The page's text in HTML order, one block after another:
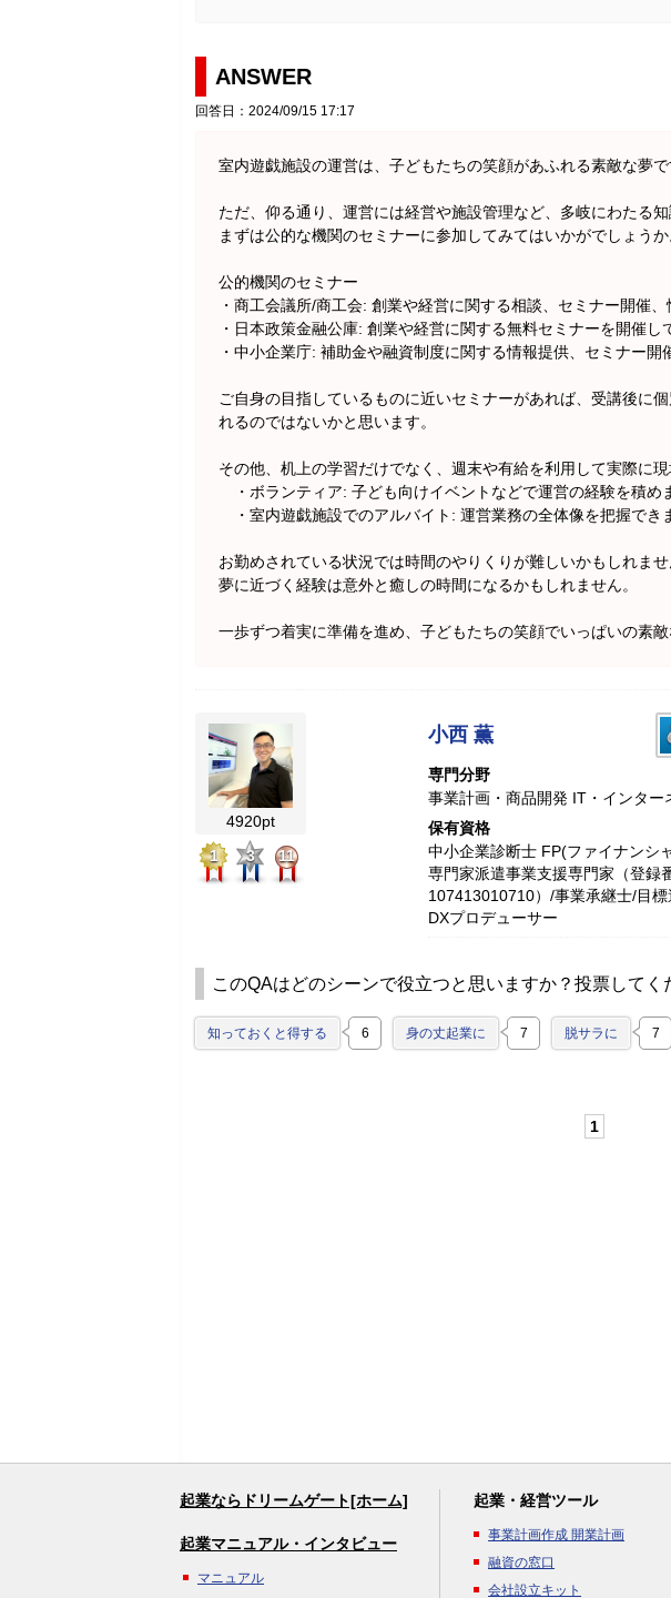
ANSWER
回答日：2024/09/15 17:17
室内遊戯施設の運営は、子どもたちの笑顔があふれる素敵な夢で
ただ、仰る通り、運営には経営や施設管理など、多岐にわたる知
まずは公的な機関のセミナーに参加してみてはいかがでしょうか
公的機関のセミナー
・商工会議所/商工会: 創業や経営に関する相談、セミナー開催、
・日本政策金融公庫: 創業や経営に関する無料セミナーを開催し
・中小企業庁: 補助金や融資制度に関する情報提供、セミナー開
ご自身の目指しているものに近いセミナーがあれば、受講後に
れるのではないかと思います。
その他、机上の学習だけでなく、週末や有給を利用して実際に
・ボランティア: 子ども向けイベントなどで運営の経験を積め
・室内遊戯施設でのアルバイト: 運営業務の全体像を把握でき
お勤めされている状況では時間のやりくりが難しいかもしれませ
夢に近づく経験は意外と癒しの時間になるかもしれません。
一歩ずつ着実に準備を進め、子どもたちの笑顔でいっぱいの素敵
4920pt
1
3 11
小西 薫
専門分野
事業計画・商品開発 IT・インター
保有資格
中小企業診断士 FP(ファイナンシ
専門家派遣事業支援専門家（登録
107413010710）/事業承継士/目
DXプロデューサー
このQAはどのシーンで役立つと思いますか？投票してく
知っておくと得する 6 身の丈起業に 7 脱サラに 7
1
起業ならドリームゲート[ホーム]
起業マニュアル・インタビュー
マニュアル
起業・経営ツール
事業計画作成 開業計画
融資の窓口
会社設立キット